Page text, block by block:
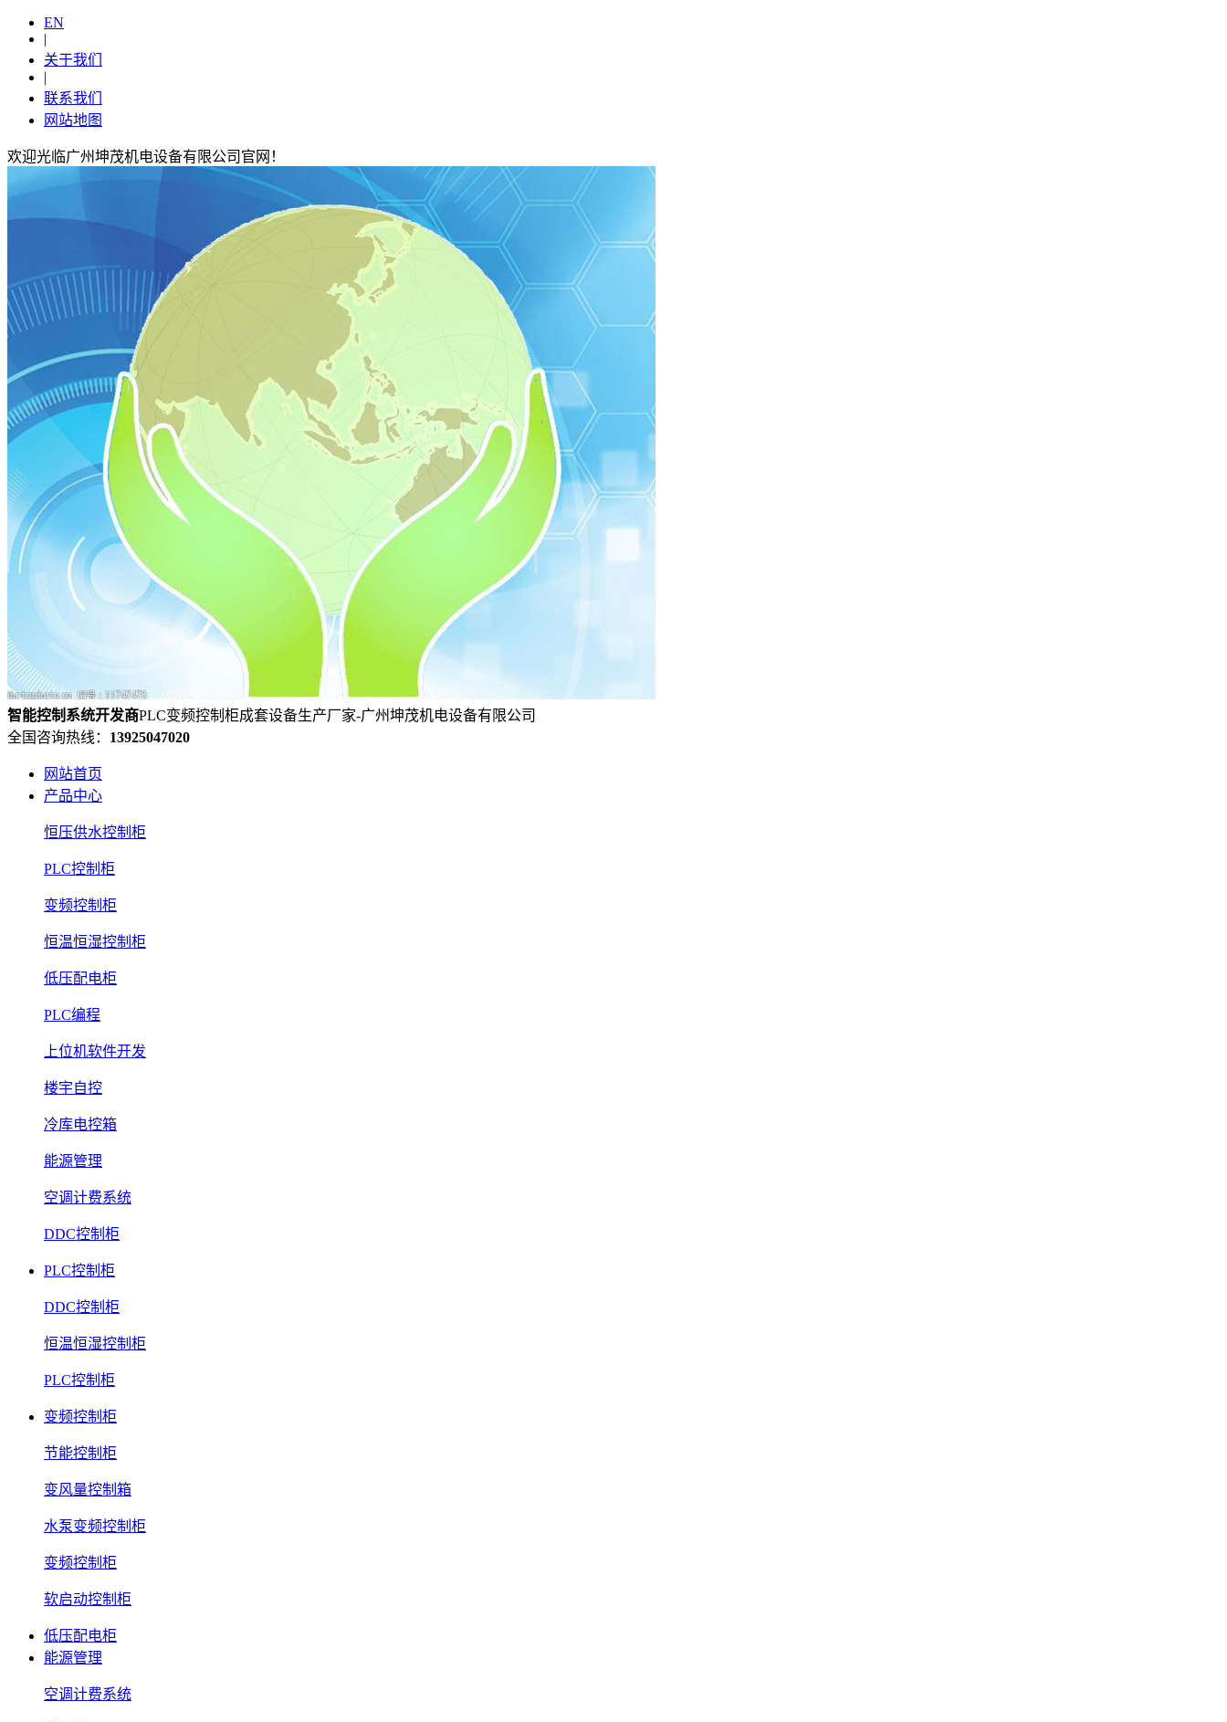
EN
|
关于我们
|
联系我们
网站地图
欢迎光临广州坤茂机电设备有限公司官网！
智能控制系统开发商PLC变频控制柜成套设备生产厂家-广州坤茂机电设备有限公司
全国咨询热线： 13925047020
网站首页
产品中心
恒压供水控制柜
PLC控制柜
变频控制柜
恒温恒湿控制柜
低压配电柜
PLC编程
上位机软件开发
楼宇自控
冷库电控箱
能源管理
空调计费系统
DDC控制柜
PLC控制柜
DDC控制柜
恒温恒湿控制柜
PLC控制柜
变频控制柜
节能控制柜
变风量控制箱
水泵变频控制柜
变频控制柜
软启动控制柜
低压配电柜
能源管理
空调计费系统